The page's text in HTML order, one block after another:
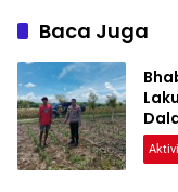
Baca Juga